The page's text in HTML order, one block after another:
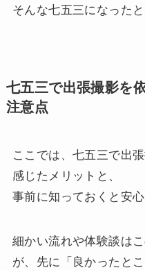
そんな七五三になったと
七五三で出張撮影を
注意点
ここでは、七五三で出
感じたメリットと、
事前に知っておくと安
細かい流れや体験談は
が、先に「良かったと